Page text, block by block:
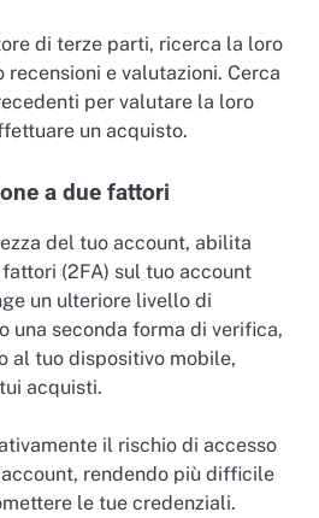
di terze parti, ricerca la loro
e valutazioni. Cerca
per valutare la loro
un acquisto.
a due fattori
del tuo account, abilita
fattori (2FA) sul tuo account
un ulteriore livello di
una seconda forma di verifica,
al tuo dispositivo mobile,
acquisti.
il rischio di accesso
rendendo più difficile
le tue credenziali.